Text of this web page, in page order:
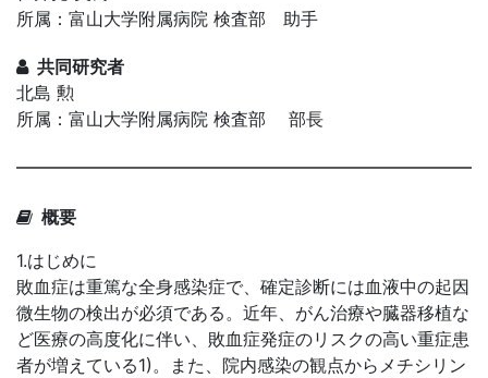
所属：富山大学附属病院 検査部 助手
共同研究者
北島 勲
所属：富山大学附属病院 検査部 部長
概要
1.はじめに
敗血症は重篤な全身感染症で、確定診断には血液中の起因
微生物の検出が必須である。近年、がん治療や臓器移植な
ど医療の高度化に伴い、敗血症発症のリスクの高い重症患
者が増えている1)。また、院内感染の観点からメチシリン